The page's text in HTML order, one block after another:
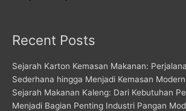
Recent Posts
Sejarah Karton Kemasan Makanan:
Sederhana hingga Menjadi Kemasan Modern
Sejarah Makanan Kaleng: Dari Kebutuhan
Menjadi Bagian Penting Industri Pangan